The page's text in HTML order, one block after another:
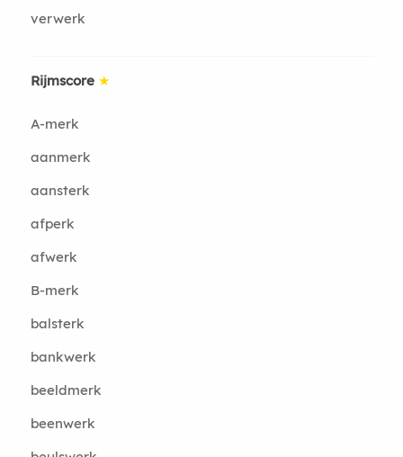
verwerk
Rijmscore ★
A-merk
aanmerk
aansterk
afperk
afwerk
B-merk
balsterk
bankwerk
beeldmerk
beenwerk